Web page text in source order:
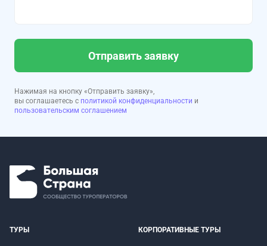
Отправить заявку
Нажимая на кнопку «Отправить заявку»,
вы соглашаетесь с политикой конфиденциальности и
пользовательским соглашением
ТУРЫ КОРПОРАТИВНЫЕ ТУРЫ